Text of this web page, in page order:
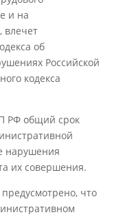
и на
влечет
об
Российской
кодекса
РФ общий срок
нарушения
их совершения.
что